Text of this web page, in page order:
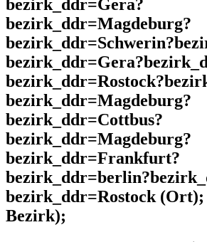
bezirk_ddr=Gera?
bezirk_ddr=Magdeburg?
bezirk_ddr=Magdeburg?
bezirk_ddr=Cottbus?
bezirk_ddr=Magdeburg?
bezirk_ddr=Frankfurt?
bezirk_ddr=Rostock
Bezirk);